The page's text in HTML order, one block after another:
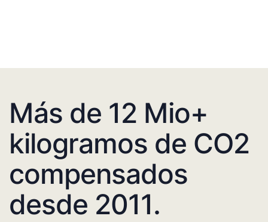
Más de 12 Mio+
kilogramos de CO2
compensados
desde 2011.